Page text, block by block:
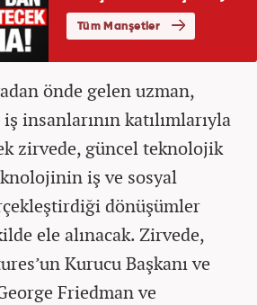
önde gelen uzman,
insanlarının katılımlarıyla
zirvede, güncel teknolojik
iş ve sosyal
dönüşümler
ele alınacak. Zirvede,
Kurucu Başkanı ve
Friedman ve